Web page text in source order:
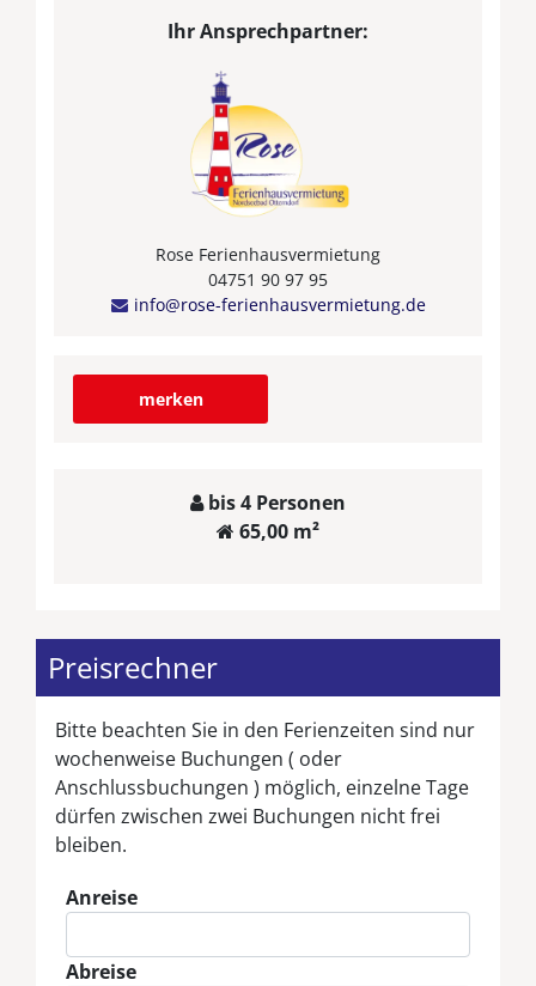
Ihr Ansprechpartner:
Rose Ferienhausvermietung
04751 90 97 95
info@rose-ferienhausvermietung.de
merken
bis 4 Personen
65,00 m²
Preisrechner
Bitte beachten Sie in den Ferienzeiten sind nur
wochenweise Buchungen ( oder
Anschlussbuchungen ) möglich, einzelne Tage
dürfen zwischen zwei Buchungen nicht frei
bleiben.
Anreise
Abreise